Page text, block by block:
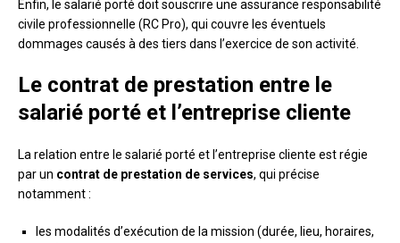
Enfin, le salarié porté doit souscrire une assurance responsabilité
civile professionnelle (RC Pro), qui couvre les éventuels
dommages causés à des tiers dans l’exercice de son activité.
Le contrat de prestation entre le
salarié porté et l’entreprise cliente
La relation entre le salarié porté et l’entreprise cliente est régie
par un contrat de prestation de services, qui précise
notamment :
les modalités d’exécution de la mission (durée, lieu, horaires,